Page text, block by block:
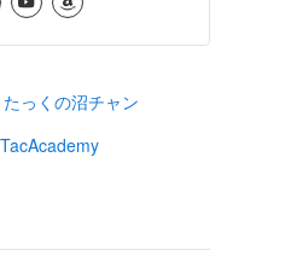
たっくの沼チャン